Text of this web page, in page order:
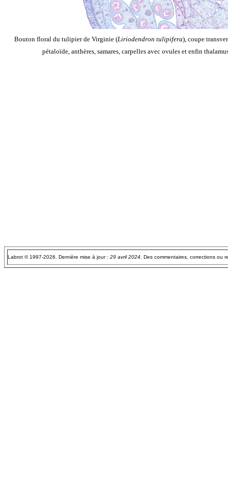
Bouton floral du tulipier de Virginie (Liriodendron tulipifera), coupe
pétaloïde, anthères, samares, carpelles avec ovules et enfin
Labrot © 1997-2026. Dernière mise à jour : 29 avril 2024 . Des commentaires, corrections ou